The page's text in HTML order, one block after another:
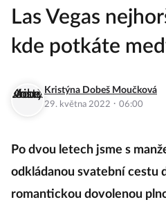
Las Vegas
kde potkáte
Kristýna Dobeš Moučková
29. května 2022 · 06:00
Po dvou letech jsme s
odkládanou svatební cestu
romantickou dovolenou